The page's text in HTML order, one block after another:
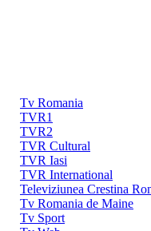
Tv Romania
TVR1
TVR2
TVR Cultural
TVR Iasi
TVR International
Televiziunea Crestina
Tv Romania de Maine
Tv Sport